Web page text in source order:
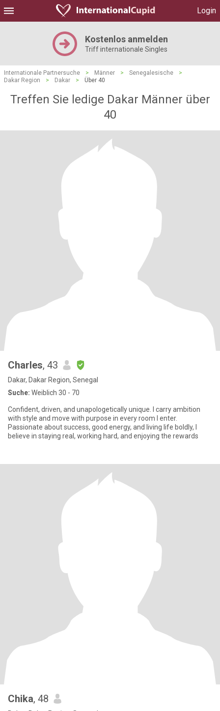
Login
Kostenlos anmelden
Triff internationale Singles
Internationale Partnersuche > Männer > Senegalesische
>
Dakar Region
> Dakar > Über 40
Treffen Sie ledige Dakar Männer über
40
Charles, 43
Dakar, Dakar Region, Senegal
Suche: Weiblich 30 - 70
Confident, driven, and unapologetically unique. I carry ambition
with style and move with purpose in every room I enter.
Passionate about success, good energy, and living life boldly, I
believe in staying real, working hard, and enjoying the rewards
Chika, 48